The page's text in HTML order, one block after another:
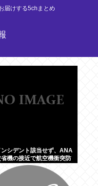
届けする5chまとめ
シデント該当せず、ANA
省機の接近で航空機衝突防
（TCAS）の警報が作動し
ブル、羽田空港沖、全日空